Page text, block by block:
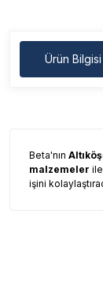
Ürün Bilgisi
Beta'nın
malzemeler
işini